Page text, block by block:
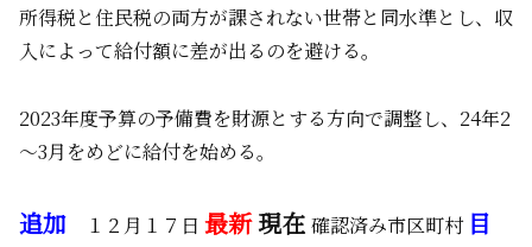
所得税と住民税の両方が課されない世帯と同水準とし、収
入によって給付額に差が出るのを避ける。
2023年度予算の予備費を財源とする方向で調整し、24年2
～3月をめどに給付を始める。
追加 １２月１７日 最新現在 確認済み市区町村 目